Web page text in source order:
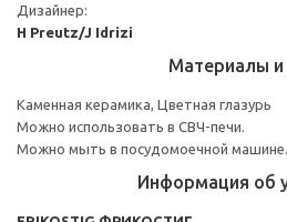
Дизайнер:
H Preutz/J Idrizi
Материалы и
Каменная керамика, Цветная глазурь
Можно использовать в СВЧ-печи.
Можно мыть в посудомоечной машине.
Информация об